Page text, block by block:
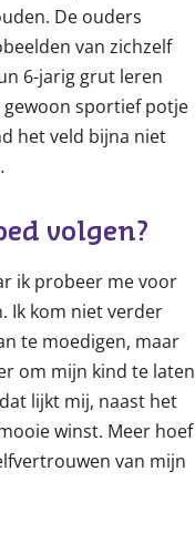
De ouders
van zichzelf
6-jarig grut leren
gewoon sportief potje
het veld bijna niet
volgen?
ik probeer me voor
Ik kom niet verder
te moedigen, maar
om mijn kind te laten
lijkt mij, naast het
winst. Meer hoef
van mijn